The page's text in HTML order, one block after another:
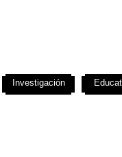
Investigación